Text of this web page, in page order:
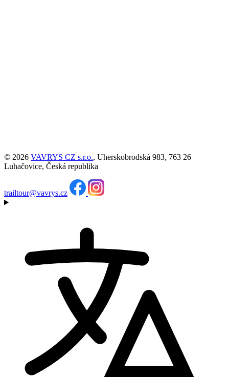
© 2026 VAVRYS CZ s.r.o., Uherskobrodská 983, 763 26
Luhačovice, Česká republika
trailtour@vavrys.cz